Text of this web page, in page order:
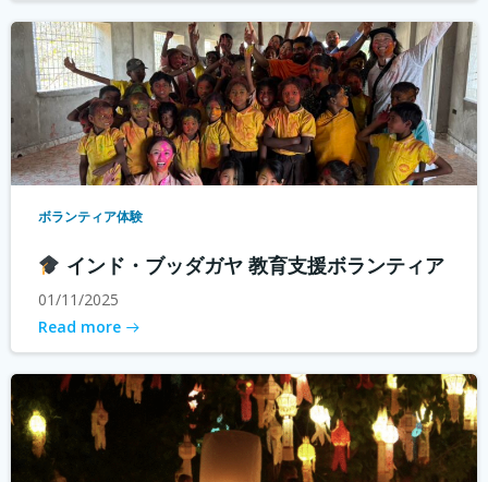
ボランティア体験
インド・ブッダガヤ 教育支援ボランティア
01/11/2025
Read more